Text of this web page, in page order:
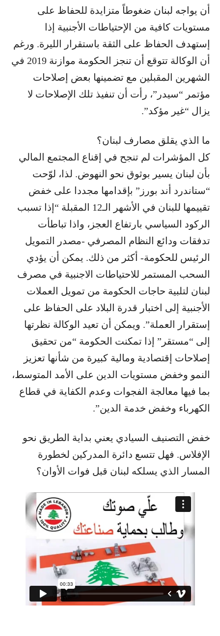
أن يواجه لبنان ضغوطاً متزايدة للحفاظ على
مستويات كافية من الإحتياطات الأجنبية إذا
إستهدف الحفاظ على الثقة باستقرار الليرة. ورغم
أن الوكالة تتوقع أن تنجز الحكومة موازنة 2019 في
الشهرين المقبلين مع تضمينها بعض إصلاحات
مؤتمر “سيدر”، رأت أن تنفيذ تلك الإصلاحات لا
يزال “غير مؤكد”.
ما الذي يقلق مصارف لبنان؟
كل المؤشرات لم تنجح في إقناع المجتمع المالي
بأن لبنان يسير بوثوق نحو النهوض. لذا، لوّحت
“ستاندرد أند بورز” بإقدامها مجددا على خفض
تقييمها للبنان في الأشهر الـ12 المقبلة “إذا تسبب
الركود السياسي بارتفاع العجز، واذا تباطأت
تدفقات ودائع النظام المصرفي -مصدر التمويل
الرئيس للحكومة- أكثر من ذلك. يمكن أن يؤدي
السحب المستمر للاحتياطات الاجنبية في مصرف
لبنان لتلبية حاجات الحكومة من تمويل العملات
الأجنبية إلى اختبار قدرة البلاد على الحفاظ على
إستقرار العملة”. ويمكن أن تعيد الوكالة نظرتها
إلى “مستقر” إذا تمكنت الحكومة “من تحقيق
إصلاحات إقتصادية ومالية كبيرة من شأنها تعزيز
النمو وخفض مستويات الدين على الأمد المتوسط،
بما فيها معالجة الفجوات وعدم الكفاية في قطاع
الكهرباء وخفض خدمة الدين”.
خفض التصنيف السيادي يعني بداية الطريق نحو
الإفلاس. فهل تتسع دائرة المدركين لخطورة
المسار الذي يسلكه لبنان قبل فوات الأوان؟